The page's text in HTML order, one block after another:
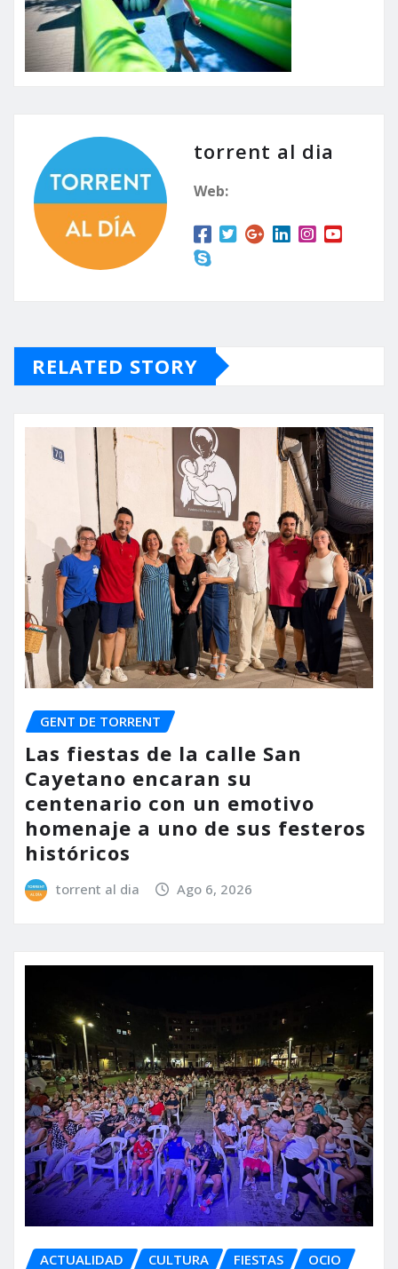
torrent al dia
Web:
RELATED STORY
GENT DE TORRENT
Las fiestas de la calle San
Cayetano encaran su
centenario con un emotivo
homenaje a uno de sus festeros
históricos
torrent al dia Ago 6, 2026
ACTUALIDAD CULTURA FIESTAS OCIO